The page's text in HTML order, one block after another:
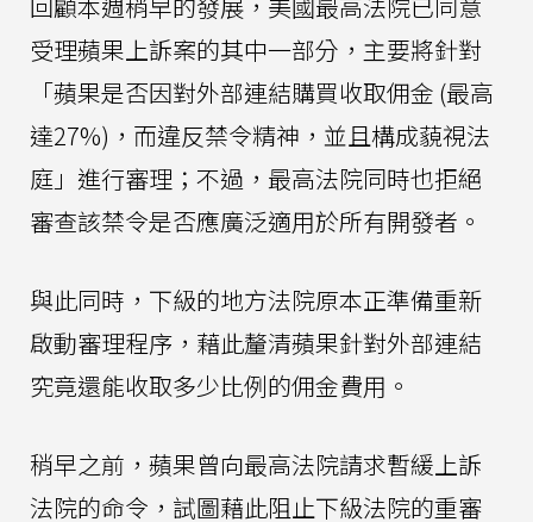
受理蘋果上訴案的其中一部分，主要將針對
「蘋果是否因對外部連結購買收取佣金 (最高
達27%)，而違反禁令精神，並且構成藐視法
庭」進行審理；不過，最高法院同時也拒絕
審查該禁令是否應廣泛適用於所有開發者。
與此同時，下級的地方法院原本正準備重新
啟動審理程序，藉此釐清蘋果針對外部連結
究竟還能收取多少比例的佣金費用。
稍早之前，蘋果曾向最高法院請求暫緩上訴
法院的命令，試圖藉此阻止下級法院的重審